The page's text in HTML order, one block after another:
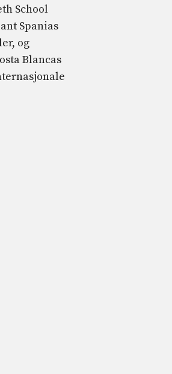
School
Spanias
og
Blancas